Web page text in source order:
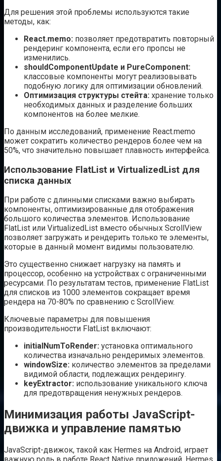
Для решения этой проблемы используются такие
методы, как:
React.memo: позволяет предотвратить повторный
рендеринг компонента, если его пропсы не
изменились.
shouldComponentUpdate и PureComponent:
классовые компоненты могут реализовывать
подобную логику для оптимизации обновлений.
Оптимизация структуры стейта: хранение только
необходимых данных и разделение больших
компонентов на более мелкие.
По данным исследований, применение React.memo
может сократить количество рендеров более чем на
50%, что значительно повышает плавность интерфейса.
Использование FlatList и VirtualizedList для
списка данных
При работе с длинными списками важно выбирать
компоненты, оптимизированные для отображения
большого количества элементов. Использование
FlatList или VirtualizedList вместо обычных ScrollView
позволяет загружать и рендерить только те элементы,
которые в данный момент видимы пользователю.
Это существенно снижает нагрузку на память и
процессор, особенно на устройствах с ограниченными
ресурсами. По результатам тестов, применение FlatList
для списков из 1000 элементов сокращает время
рендера на 70-80% по сравнению с ScrollView.
Ключевые параметры для повышения
производительности FlatList включают:
initialNumToRender: установка оптимального
количества изначально рендеримых элементов.
windowSize: количество элементов за пределами
видимой области, подлежащих рендерингу.
keyExtractor: использование уникального ключа
для предотвращения ненужных рендеров.
Минимизация работы JavaScript-
движка и управление памятью
JavaScript-движок, такой как Hermes на Android, играет